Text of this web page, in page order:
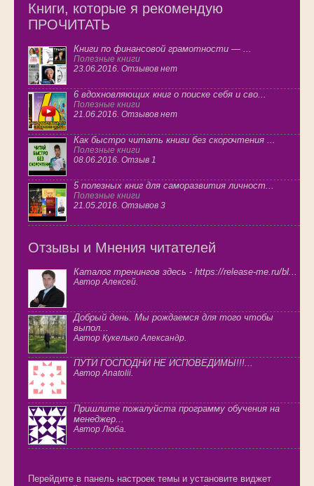
Книги, которые я рекомендую
ПРОЧИТАТЬ
Книги по финансовой грамотности — ...
Полезные книги
23.06.2016. Отзывов нет
6 вдохновляющих книг о поиске себя и сво...
Полезные книги
21.06.2016. Отзывов нет
Как быстро читать книги без скорочтения ...
Полезные книги
08.06.2016. Отзыв 1
5 полезных книг для саморазвития личност...
Полезные книги
21.05.2016. Отзывов 3
Отзывы и Мнения читателей
Каталог тренингов здесь - https://release-me.ru/bl...
Автор Алексей.
Добрый день. Мы рождаемся для того чтобы
выпол...
Автор Кукелько Александр.
ПУТИ ГОСПОДНИ НЕ ИСПОВЕДИМЫ!!!...
Автор Anatolii.
Пришлите пожалуйста программу обучения на
менеджер...
Автор Люба.
Перейдите в панель настроек темы и установите виджет